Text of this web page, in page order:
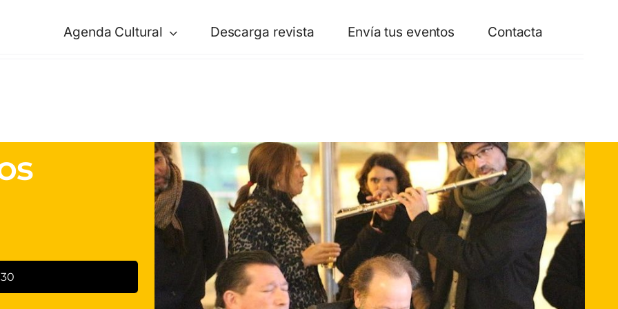
Agenda Cultural Descarga revista Envía tus eventos Contacta